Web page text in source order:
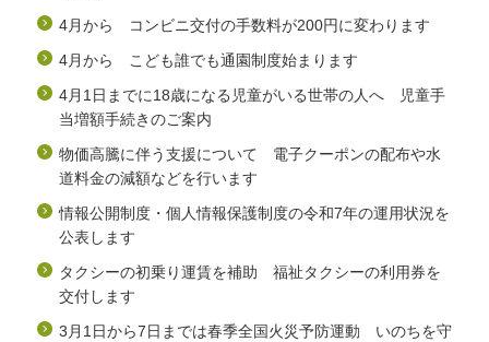
4月から コンビニ交付の手数料が200円に変わります
4月から こども誰でも通園制度始まります
4月1日までに18歳になる児童がいる世帯の人へ 児童手
当増額手続きのご案内
物価高騰に伴う支援について 電子クーポンの配布や水
道料金の減額などを行います
情報公開制度・個人情報保護制度の令和7年の運用状況を
公表します
タクシーの初乗り運賃を補助 福祉タクシーの利用券を
交付します
3月1日から7日までは春季全国火災予防運動 いのちを守